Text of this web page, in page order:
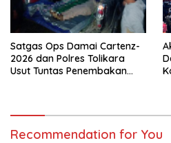
Satgas Ops Damai Cartenz-
2026 dan Polres Tolikara
Usut Tuntas Penembakan
Recommendation for You